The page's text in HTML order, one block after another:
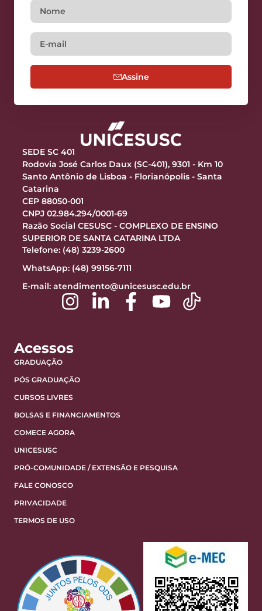
Assine
SEDE SC 401
Rodovia José Carlos Daux (SC-401), 9301 - Km 10
Santo Antônio de Lisboa - Florianópolis - Santa
Catarina
CEP 88050-001
CNPJ 02.984.294/0001-69
Razão Social CESUSC - COMPLEXO DE ENSINO
SUPERIOR DE SANTA CATARINA LTDA
Telefone: (48) 3239-2600
WhatsApp: (48) 99156-7111
E-mail: atendimento@unicesusc.edu.br
Acessos
GRADUAÇÃO
PÓS GRADUAÇÃO
CURSOS LIVRES
BOLSAS E FINANCIAMENTOS
COMECE AGORA
UNICESUSC
PRÓ-COMUNIDADE / EXTENSÃO E PESQUISA
FALE CONOSCO
PRIVACIDADE
TERMOS DE USO